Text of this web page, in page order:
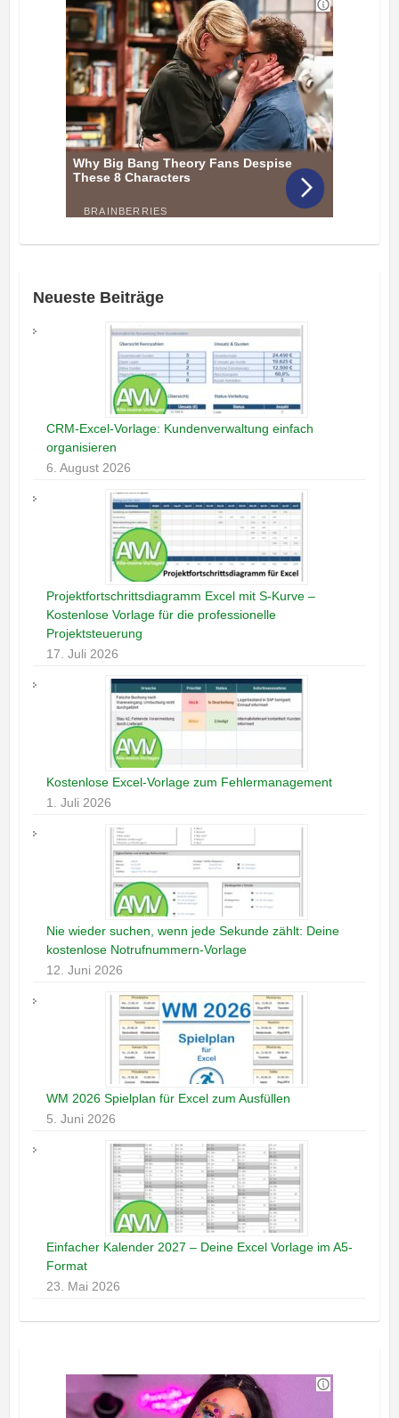
Neueste Beiträge
CRM-Excel-Vorlage: Kundenverwaltung einfach
organisieren
6. August 2026
Projektfortschrittsdiagramm Excel mit S-Kurve –
Kostenlose Vorlage für die professionelle
Projektsteuerung
17. Juli 2026
Kostenlose Excel-Vorlage zum Fehlermanagement
1. Juli 2026
Nie wieder suchen, wenn jede Sekunde zählt: Deine
kostenlose Notrufnummern-Vorlage
12. Juni 2026
WM 2026 Spielplan für Excel zum Ausfüllen
5. Juni 2026
Einfacher Kalender 2027 – Deine Excel Vorlage im A5-
Format
23. Mai 2026